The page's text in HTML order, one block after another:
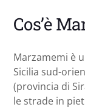
Cos’è
Marzamemi è
Sicilia sud-
(provincia di
le strade in